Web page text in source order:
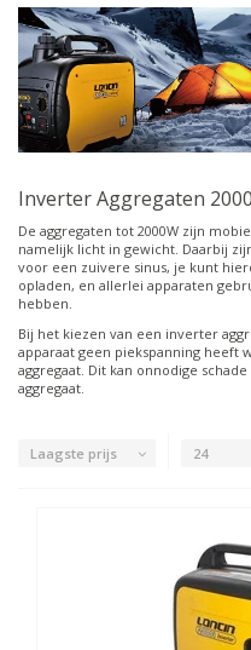
Inverter Aggregaten
De aggregaten tot 2000W zijn
namelijk licht in gewicht. Daarbij
voor een zuivere sinus, je kunt
opladen, en allerlei apparaten
hebben.
Bij het kiezen van een inverter
apparaat geen piekspanning heeft
aggregaat. Dit kan onnodige
aggregaat.
Laagste prijs 24